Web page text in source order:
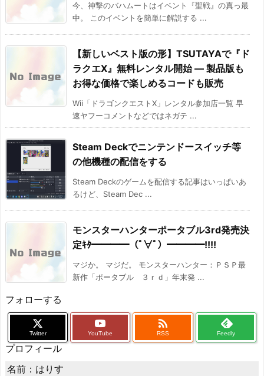
今、神撃のバハムートはイベント『聖戦』の真っ最
中。 このイベントを簡単に解説する ...
【新しいベスト版の形】TSUTAYAで『ド
ラクエX』無料レンタル開始 ― 製品版も
お得な価格で楽しめるコードも販売
Wii「ドラゴンクエストX」レンタル参加店一覧 早
速ヤフーコメントなどではネガテ ...
Steam Deckでニンテンドースイッチ等
の他機種の配信をする
Steam Deckのゲームを配信する記事はいっぱいあ
るけど、Steam Dec ...
モンスターハンターポータブル3rd発売決
定ｷﾀ━━━━（ﾟ∀ﾟ）━━━━!!!!
マジか。 マジだ。 モンスターハンター：ＰＳＰ最
新作「ポータブル ３ｒｄ」年末発 ...
フォローする
Twitter YouTube

RSS Feedly
プロフィール
名前：はりす